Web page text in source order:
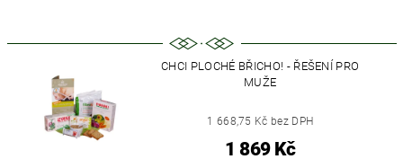
CHCI PLOCHÉ BŘICHO! - ŘEŠENÍ PRO
MUŽE
1 668,75 Kč bez DPH
1 869 Kč